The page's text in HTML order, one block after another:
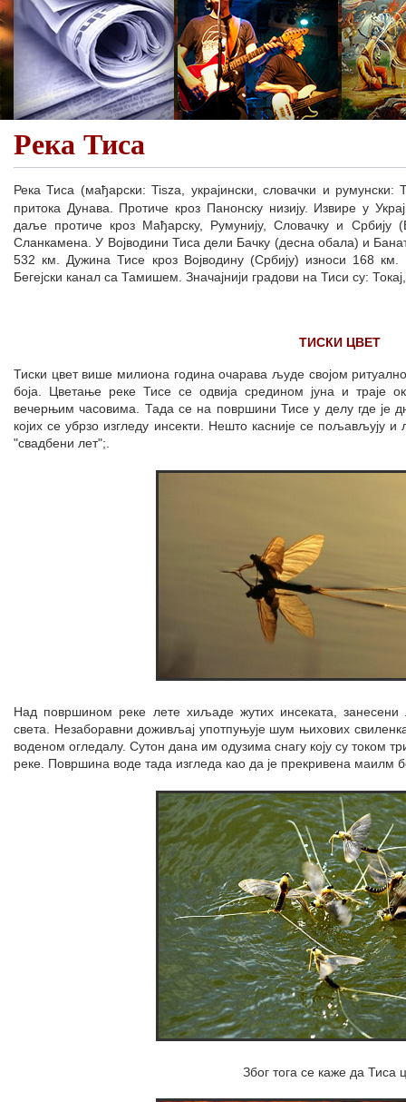
Река Тиса
Река Тиса (мађарски: Tisza, украјински, словачки и румунски:
притока Дунава. Протиче кроз Панонску низију. Извире у
даље протиче кроз Мађарску, Румунију, Словачку и Србију
Сланкамена. У Војводини Тиса дели Бачку (десна обала) и
532 км. Дужина Тисе кроз Војводину (Србију) износи 168
Бегејски канал са Тамишем. Значајнији градови на Тиси су:
ТИСКИ ЦВЕТ
Тиски цвет више милиона година очарава људе својом
боја. Цветање реке Тисе се одвија средином јуна и
вечерњим часовима. Тада се на површини Тисе у делу где је
којих се убрзо изгледу инсекти. Нешто касније се пољављују
"свадбени лет";.
Над површином реке лете хиљаде жутих инсеката,
света. Незаборавни доживљај употпуњује шум њихових
воденом огледалу. Сутон дана им одузима снагу коју су током
реке. Површина воде тада изгледа као да је прекривена маилм
Због тога се каже да Тиса